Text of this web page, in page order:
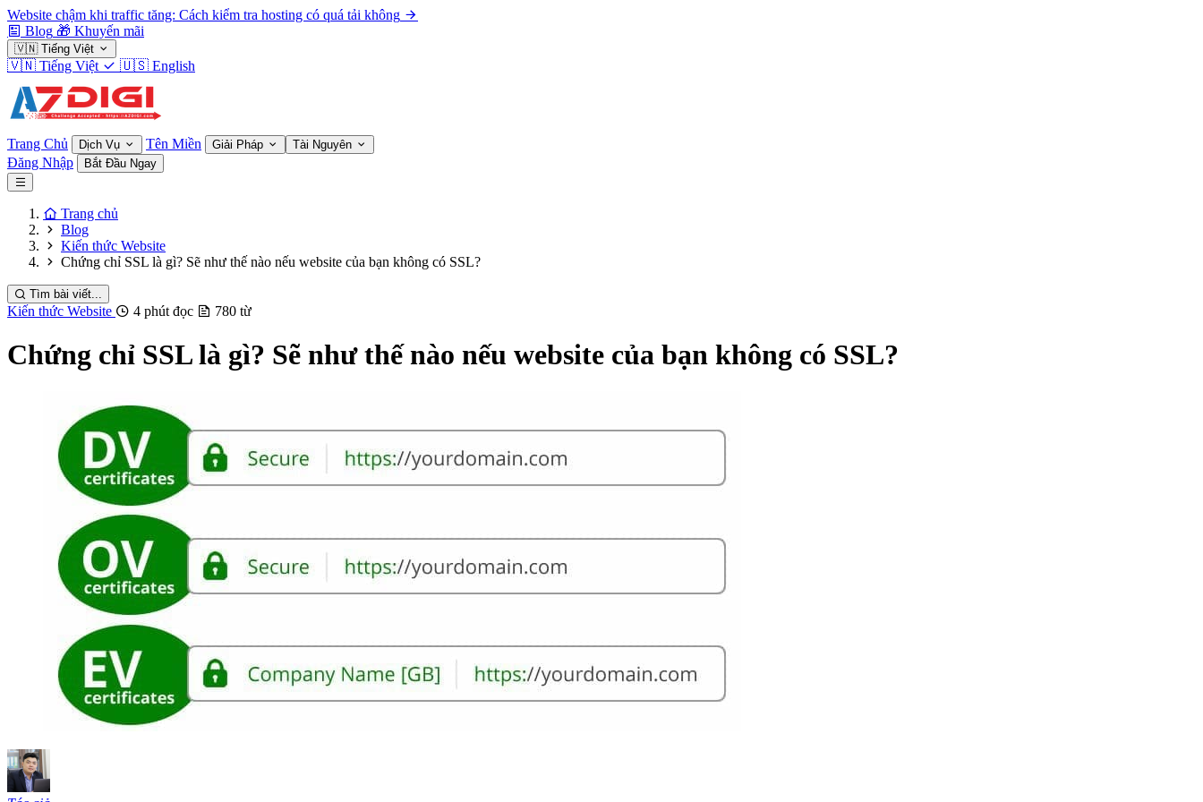
Website chậm khi traffic tăng: Cách kiểm tra hosting có quá tải không
Blog 🎁 Khuyến mãi
🇻🇳 Tiếng Việt
🇻🇳 Tiếng Việt 🇺🇸 English
Trang Chủ Dịch Vụ Tên Miền Giải Pháp Tài Nguyên
Đăng Nhập Bắt Đầu Ngay
Trang chủ
Blog
Kiến thức Website
Chứng chỉ SSL là gì? Sẽ như thế nào nếu website của bạn không có SSL?
Tìm bài viết...
Kiến thức Website 4 phút đọc 780 từ
Chứng chỉ SSL là gì? Sẽ như thế nào nếu website của bạn không có SSL?